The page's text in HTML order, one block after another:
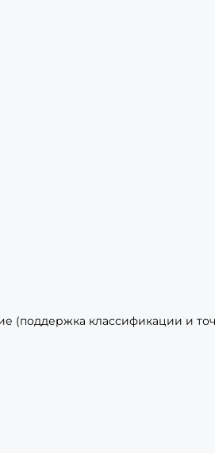
(поддержка классификации и